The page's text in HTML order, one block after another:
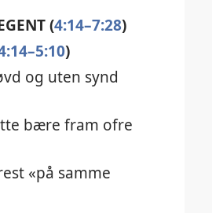
(4:14–7:28)
)
og uten synd
bære fram ofre
«på samme